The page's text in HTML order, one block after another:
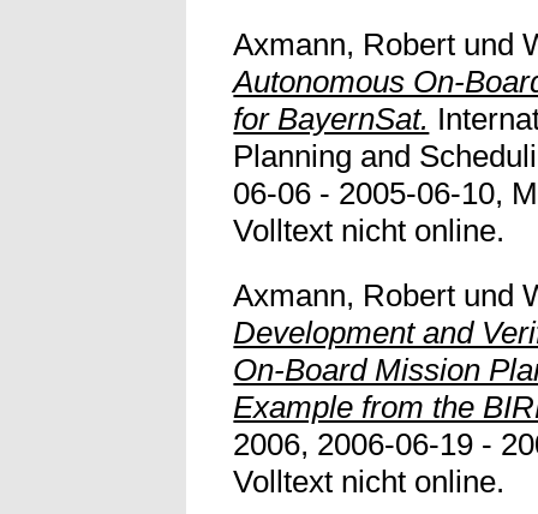
Axmann, Robert und
Autonomous On-
for BayernSat.
Planning and
06-06 - 2005-06-10,
Volltext nicht online.
Axmann, Robert und
Development and
On-Board Mission
Example from the
2006, 2006-06-19 -
Volltext nicht online.